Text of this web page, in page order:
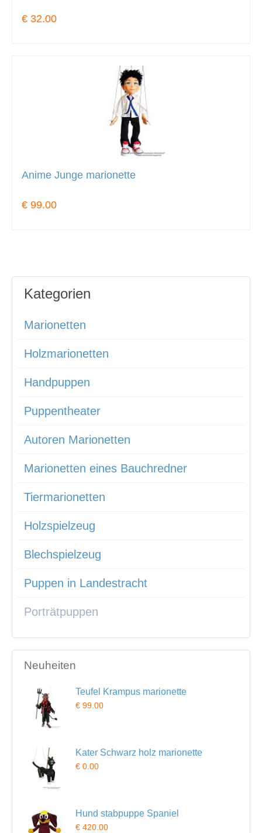
€ 32.00
Anime Junge marionette
€ 99.00
Kategorien
Marionetten
Holzmarionetten
Handpuppen
Puppentheater
Autoren Marionetten
Marionetten eines Bauchredner
Tiermarionetten
Holzspielzeug
Blechspielzeug
Puppen in Landestracht
Porträtpuppen
Neuheiten
Teufel Krampus marionette
€ 99.00
Kater Schwarz holz marionette
€ 0.00
Hund stabpuppe Spaniel
€ 420.00